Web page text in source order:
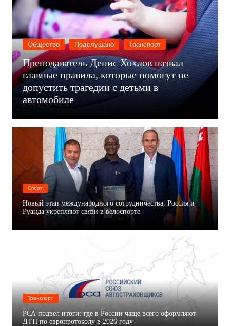
Общество Подслушано Транспорт
Преподаватель Денис Хохлов назвал
главные правила, которые помогут не
допустить трагедии с детьми в
автомобиле
Спорт
Новый этап международного сотрудничества: Россия и
Руанда укрепляют связи в велоспорте
Транспорт
РСА подвел итоги: где в России чаще всего оформляют
ДТП по европротоколу в 2026 году